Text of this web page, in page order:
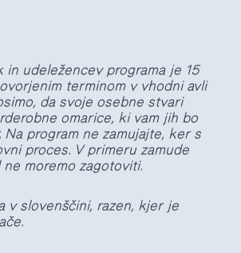
in udeležencev programa je 15
terminom v vhodni avli
da svoje osebne stvari
omarice, ki vam jih bo
Na program ne zamujajte, ker s
proces. V primeru zamude
ne moremo zagotoviti.
v slovenščini, razen, kjer je